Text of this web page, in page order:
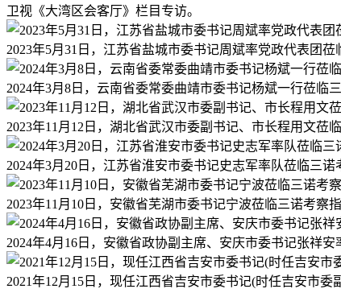
卫视《大湾区会客厅》栏目专访。
2023年5月31日，江苏省盐城市委书记周斌率党政代表团莅
2024年3月8日，云南省委常委曲靖市委书记杨斌一行莅临三
2023年11月12日，湖北省武汉市委副书记、市长程用文莅
2024年3月20日，江苏省淮安市委书记史志军率队莅临三诺
2023年11月10日，安徽省芜湖市委书记宁波莅临三诺考察指
2024年4月16日，安徽省政协副主席、安庆市委书记张祥安
2021年12月15日，现任江西省吉安市委书记(时任吉安市委